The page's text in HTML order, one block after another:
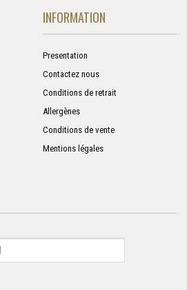
INFORMATION
Presentation
Contactez nous
Conditions de retrait
Allergènes
Conditions de vente
Mentions légales